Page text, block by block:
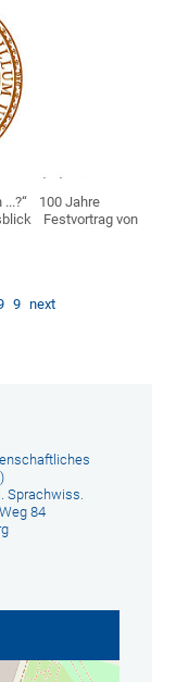
100 Jahre
Festvortrag von
9 next
Sprachwiss.
84